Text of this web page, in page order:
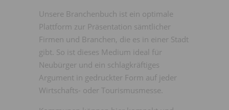
Unsere Branchenbuch ist ein optimale
Plattform zur Präsentation sämtlicher
Firmen und Branchen, die es in einer Stadt
gibt. So ist dieses Medium ideal für
Neubürger und ein schlagkräftiges
Argument in gedruckter Form auf jeder
Wirtschafts- oder Tourismusmesse.